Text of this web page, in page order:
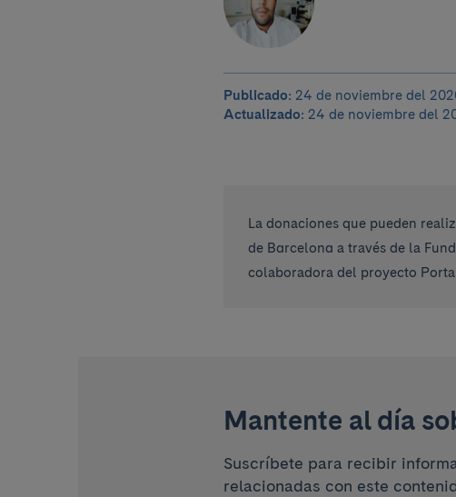
Publicado: 24 de noviembre del
Actualizado: 24 de noviembre del
La donaciones que pueden
de Barcelona a través de la
colaboradora del proyecto
Mantente al día
Suscríbete para recibir
relacionadas con este